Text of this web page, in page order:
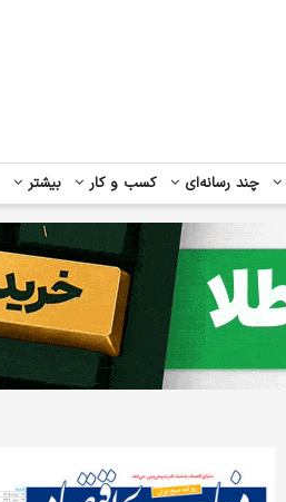
چند رسانه‌ای کسب و کار بیشتر